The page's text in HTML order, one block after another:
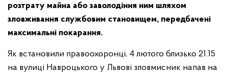
розтрату майна або заволодіння ним шляхом
зловживання службовим становищем, передбачені
максимальні покарання.
Як встановили правоохоронці, 4 лютого близько 21.15
на вулиці Навроцького у Львові зловмисник напав на